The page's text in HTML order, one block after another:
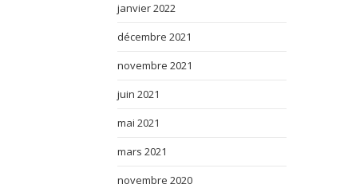
janvier 2022
décembre 2021
novembre 2021
juin 2021
mai 2021
mars 2021
novembre 2020